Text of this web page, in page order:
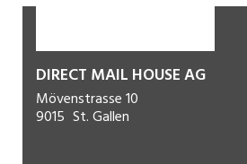
DIRECT MAIL HOUSE AG
Mövenstrasse 10
9015 St. Gallen